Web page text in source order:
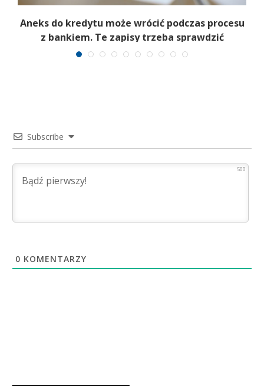
Aneks do kredytu może wrócić podczas procesu
z bankiem. Te zapisy trzeba sprawdzić
Subscribe
500
0 KOMENTARZY